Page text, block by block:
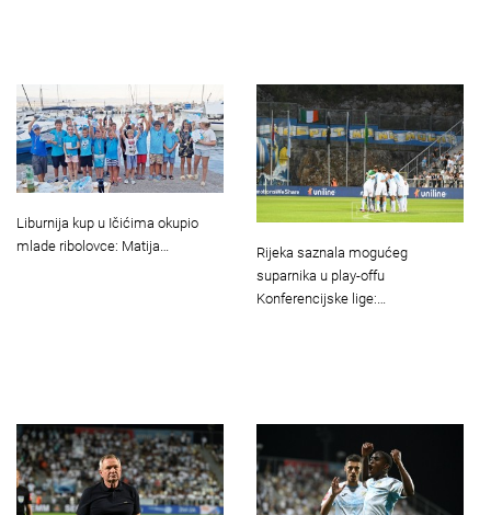
Liburnija kup u Ičićima okupio
mlade ribolovce: Matija…
Rijeka saznala mogućeg
suparnika u play-offu
Konferencijske lige:…